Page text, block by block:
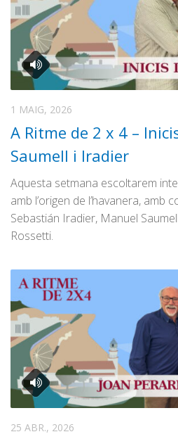
1 MAIG, 2026
A Ritme de 2 x 4 –
Saumell i Iradier
Aquesta setmana escoltarem
amb l’origen de l’havanera, amb
Sebastián Iradier, Manuel
Rossetti.
25 ABR., 2026